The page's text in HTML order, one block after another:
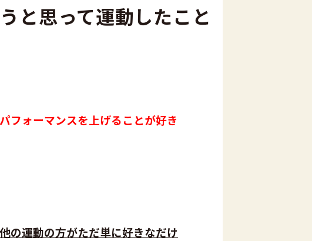
と思って運動したこと
フォーマンスを上げることが好き
他の運動の方がただ単に好きなだけ